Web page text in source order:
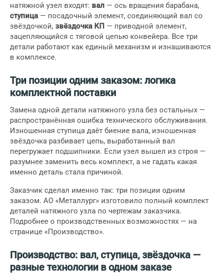
натяжной узел входят: вал — ось вращения барабана,
ступица — посадочный элемент, соединяющий вал со
звёздочкой, звёздочка КП — приводной элемент,
зацепляющийся с тяговой цепью конвейера. Все три
детали работают как единый механизм и изнашиваются
в комплексе.
Три позиции одним заказом: логика
комплектной поставки
Замена одной детали натяжного узла без остальных —
распространённая ошибка технического обслуживания.
Изношенная ступица даёт биение вала, изношенная
звёздочка разбивает цепь, выработанный вал
перегружает подшипники. Если узел вышел из строя —
разумнее заменить весь комплект, а не гадать какая
именно деталь стала причиной.
Заказчик сделал именно так: три позиции одним
заказом. АО «Металлург» изготовило полный комплект
деталей натяжного узла по чертежам заказчика.
Подробнее о производственных возможностях — на
странице «Производство».
Производство: вал, ступица, звёздочка —
разные технологии в одном заказе